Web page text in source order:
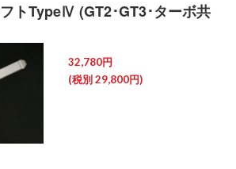
トTypeⅣ (GT2･GT3･ターボ共
32,780円
(税別 29,800円)